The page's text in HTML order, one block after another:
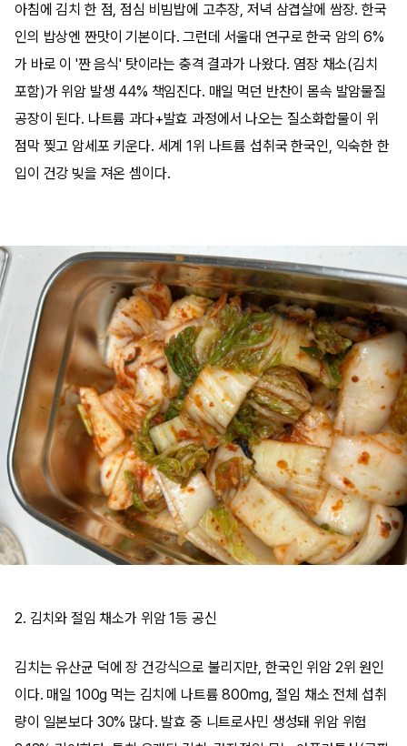
아침에 김치 한 점, 점심 비빔밥에 고추장, 저녁 삼겹살에 쌈장. 한국
인의 밥상엔 짠맛이 기본이다. 그런데 서울대 연구로 한국 암의 6%
가 바로 이 '짠 음식' 탓이라는 충격 결과가 나왔다. 염장 채소(김치
포함)가 위암 발생 44% 책임진다. 매일 먹던 반찬이 몸속 발암물질
공장이 된다. 나트륨 과다+발효 과정에서 나오는 질소화합물이 위
점막 찢고 암세포 키운다. 세계 1위 나트륨 섭취국 한국인, 익숙한 한
입이 건강 빚을 져온 셈이다.
2. 김치와 절임 채소가 위암 1등 공신
김치는 유산균 덕에 장 건강식으로 불리지만, 한국인 위암 2위 원인
이다. 매일 100g 먹는 김치에 나트륨 800mg, 절임 채소 전체 섭취
량이 일본보다 30% 많다. 발효 중 니트로사민 생성돼 위암 위험